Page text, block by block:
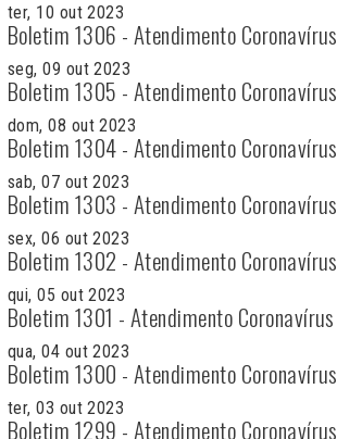
ter, 10 out 2023
Boletim 1306 - Atendimento Coronavírus
seg, 09 out 2023
Boletim 1305 - Atendimento Coronavírus
dom, 08 out 2023
Boletim 1304 - Atendimento Coronavírus
sab, 07 out 2023
Boletim 1303 - Atendimento Coronavírus
sex, 06 out 2023
Boletim 1302 - Atendimento Coronavírus
qui, 05 out 2023
Boletim 1301 - Atendimento Coronavírus
qua, 04 out 2023
Boletim 1300 - Atendimento Coronavírus
ter, 03 out 2023
Boletim 1299 - Atendimento Coronavírus